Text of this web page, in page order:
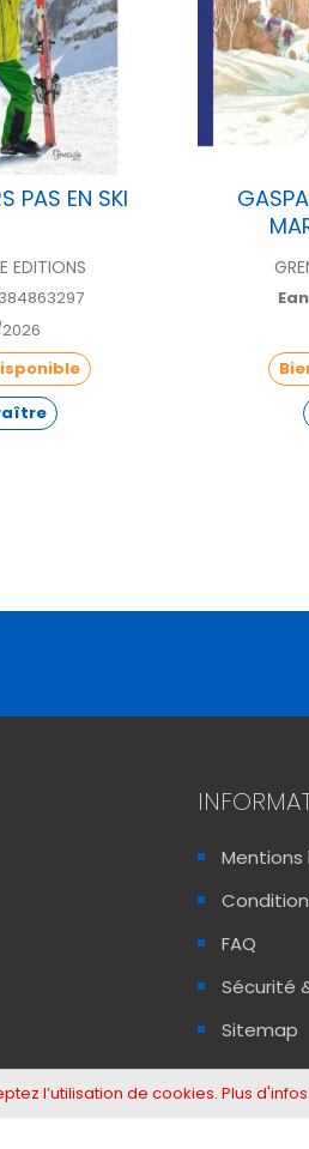
PAS EN SKI
EDITIONS
2026
Mentions
FAQ
Sécurité
Sitemap
l’utilisation de cookies. Plus